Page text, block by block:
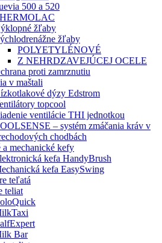
500 a 520
žľaby
žľaby
POLYETYLÉNOVÉ
Z NEHRDZAVEJÚCEJ OCELE
proti zamrznutiu
v maštali
dýzy Edstrom
topcool
ventilácie THI jednotkou
– systém zmáčania kráv v
chodbách
a mechanické kefy
kefa HandyBrush
kefa EasySwing
teľatá
teliat
Bar